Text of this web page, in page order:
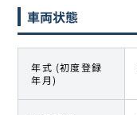
車両状態
年式 (初度登録
年月)